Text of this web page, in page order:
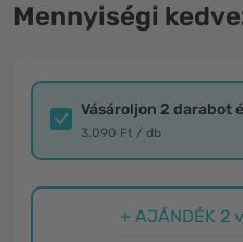
Mennyiségi
Vásároljon 2 darabot
3.090 Ft / db
+ AJÁNDÉK 2